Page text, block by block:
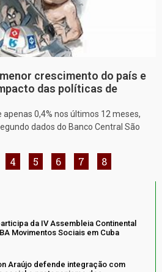
crescimento do país e
das políticas de
0,4% nos últimos 12 meses,
dados do Banco Central São
4 5 6 7 8
da IV Assembleia Continental
Movimentos Sociais em Cuba
Araújo defende integração com